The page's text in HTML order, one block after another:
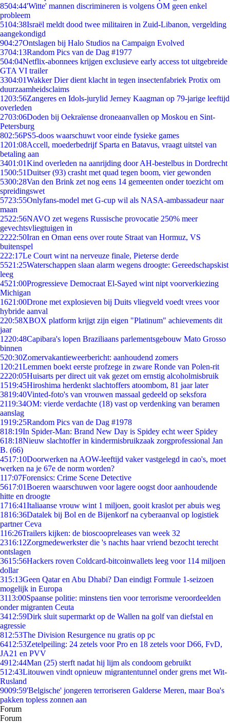
8504:44'Witte' mannen discrimineren is volgens OM geen enkel
probleem
5104:38Israël meldt dood twee militairen in Zuid-Libanon, vergelding
aangekondigd
904:27Ontslagen bij Halo Studios na Campaign Evolved
3704:13Random Pics van de Dag #1977
504:04Netflix-abonnees krijgen exclusieve early access tot uitgebreide
GTA VI trailer
3304:01Wakker Dier dient klacht in tegen insectenfabriek Protix om
duurzaamheidsclaims
1203:56Zangeres en Idols-jurylid Jerney Kaagman op 79-jarige leeftijd
overleden
2703:06Doden bij Oekraïense droneaanvallen op Moskou en Sint-
Petersburg
802:56PS5-doos waarschuwt voor einde fysieke games
1201:08Accell, moederbedrijf Sparta en Batavus, vraagt uitstel van
betaling aan
3401:01Kind overleden na aanrijding door AH-bestelbus in Dordrecht
1500:51Duitser (93) crasht met quad tegen boom, vier gewonden
5300:28Van den Brink zet nog eens 14 gemeenten onder toezicht om
spreidingswet
5723:55Onlyfans-model met G-cup wil als NASA-ambassadeur naar
maan
2522:56NAVO zet wegens Russische provocatie 250% meer
gevechtsvliegtuigen in
2222:50Iran en Oman eens over route Straat van Hormuz, VS
buitenspel
222:17Le Court wint na nerveuze finale, Pieterse derde
5521:25Waterschappen slaan alarm wegens droogte: Gereedschapskist
leeg
4521:00Progressieve Democraat El-Sayed wint nipt voorverkiezing
Michigan
1621:00Drone met explosieven bij Duits vliegveld voedt vrees voor
hybride aanval
220:58XBOX platform krijgt zijn eigen "Platinum" achievements dit
jaar
1220:48Capibara's lopen Braziliaans parlementsgebouw Mato Grosso
binnen
520:30Zomervakantieweerbericht: aanhoudend zomers
1 20:21Lemmen boekt eerste profzege in zware Ronde van Polen-rit
2220:05Huisarts per direct uit vak gezet om ernstig alcoholmisbruik
1519:45Hiroshima herdenkt slachtoffers atoombom, 81 jaar later
3819:40Vinted-foto's van vrouwen massaal gedeeld op seksfora
2119:34OM: vierde verdachte (18) vast op verdenking van beramen
aanslag
1919:25Random Pics van de Dag #1978
818:19In Spider-Man: Brand New Day is Spidey echt weer Spidey
618:18Nieuw slachtoffer in kindermisbruikzaak zorgprofessional Jan
B. (66)
4517:10Doorwerken na AOW-leeftijd vaker vastgelegd in cao's, moet
werken na je 67e de norm worden?
117:07Forensics: Crime Scene Detective
5617:01Boeren waarschuwen voor lagere oogst door aanhoudende
hitte en droogte
1716:41Italiaanse vrouw wint 1 miljoen, gooit kraslot per abuis weg
1816:36Datalek bij Bol en de Bijenkorf na cyberaanval op logistiek
partner Ceva
116:26Trailers kijken: de bioscoopreleases van week 32
2316:12Zorgmedewerkster die 's nachts haar vriend bezocht terecht
ontslagen
3615:56Hackers roven Coldcard-bitcoinwallets leeg voor 114 miljoen
dollar
315:13Geen Qatar en Abu Dhabi? Dan eindigt Formule 1-seizoen
mogelijk in Europa
3113:00Spaanse politie: minstens tien voor terrorisme veroordeelden
onder migranten Ceuta
3412:59Dirk sluit supermarkt op de Wallen na golf van diefstal en
agressie
812:53The Division Resurgence nu gratis op pc
6412:53Zetelpeiling: 24 zetels voor Pro en 18 zetels voor D66, FvD,
JA21 en PVV
4912:44Man (25) sterft nadat hij lijm als condoom gebruikt
512:43Litouwen vindt opnieuw migrantentunnel onder grens met Wit-
Rusland
9009:59'Belgische' jongeren terroriseren Galderse Meren, maar Boa's
pakken topless zonnen aan
Forum
Forum